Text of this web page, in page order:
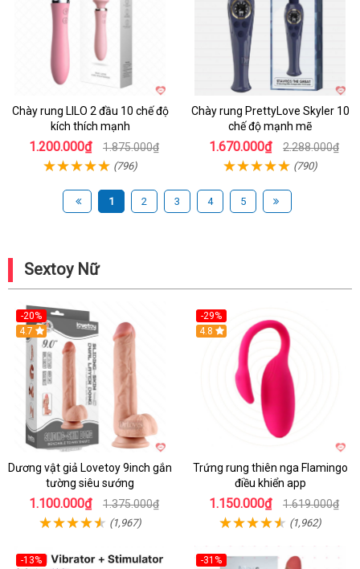
Chày rung LILO 2 đầu 10 chế độ
kích thích mạnh
1.200.000₫ 1.875.000₫
(796)
Chày rung PrettyLove Skyler 10
chế độ mạnh mẽ
1.670.000₫ 2.288.000₫
(790)
1 2 3 4 5
Sextoy Nữ
-20%
Hot
4.7
Dương vật giả Lovetoy 9inch gắn
tường siêu sướng
1.100.000₫ 1.375.000₫
(1,967)
-29%
Hot
4.8
Trứng rung thiên nga Flamingo
điều khiển app
1.150.000₫ 1.619.000₫
(1,962)
-13%
-31%